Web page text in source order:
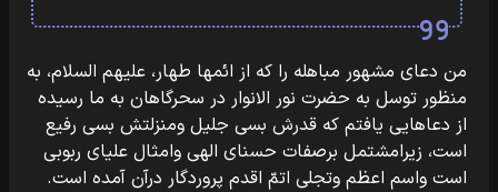
من دعای مشهور مباهله را که از ائمها طهار، علیهم السلام، به
منظور توسل به حضرت نور الانوار در سحرگاهان به ما رسیده
از دعاهایی یافتم که قدرش بسی جلیل ومنزلتش بسی رفیع
است، زیرامشتمل برصفات حسنای الهی وامثال علیای ربوبی
است واسم اعظم وتجلی اتمّ اقدم پروردگار درآن آمده است.